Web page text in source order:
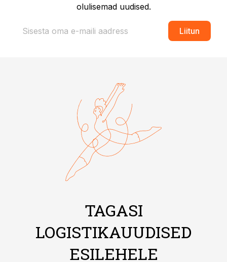
olulisemad uudised.
Liitun
TAGASI
LOGISTIKAUUDISED
ESILEHELE